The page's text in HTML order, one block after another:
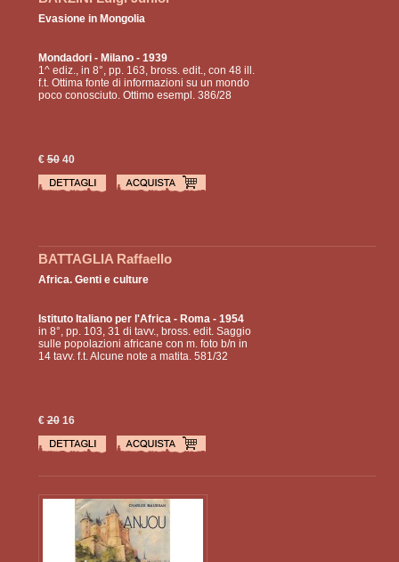
Evasione in Mongolia
Mondadori- Milano - 1939
1^ ediz., in 8°, pp. 163, bross. edit., con 48 ill.
f.t. Ottima fonte di informazioni su un mondo
poco conosciuto. Ottimo esempl. 386/28
€5040
BATTAGLIA Raffaello
Africa. Genti e culture
Istituto Italiano per l'Africa- Roma - 1954
in 8°, pp. 103, 31 di tavv., bross. edit. Saggio
sulle popolazioni africane con m. foto b/n in
14 tavv. f.t. Alcune note a matita. 581/32
€2016